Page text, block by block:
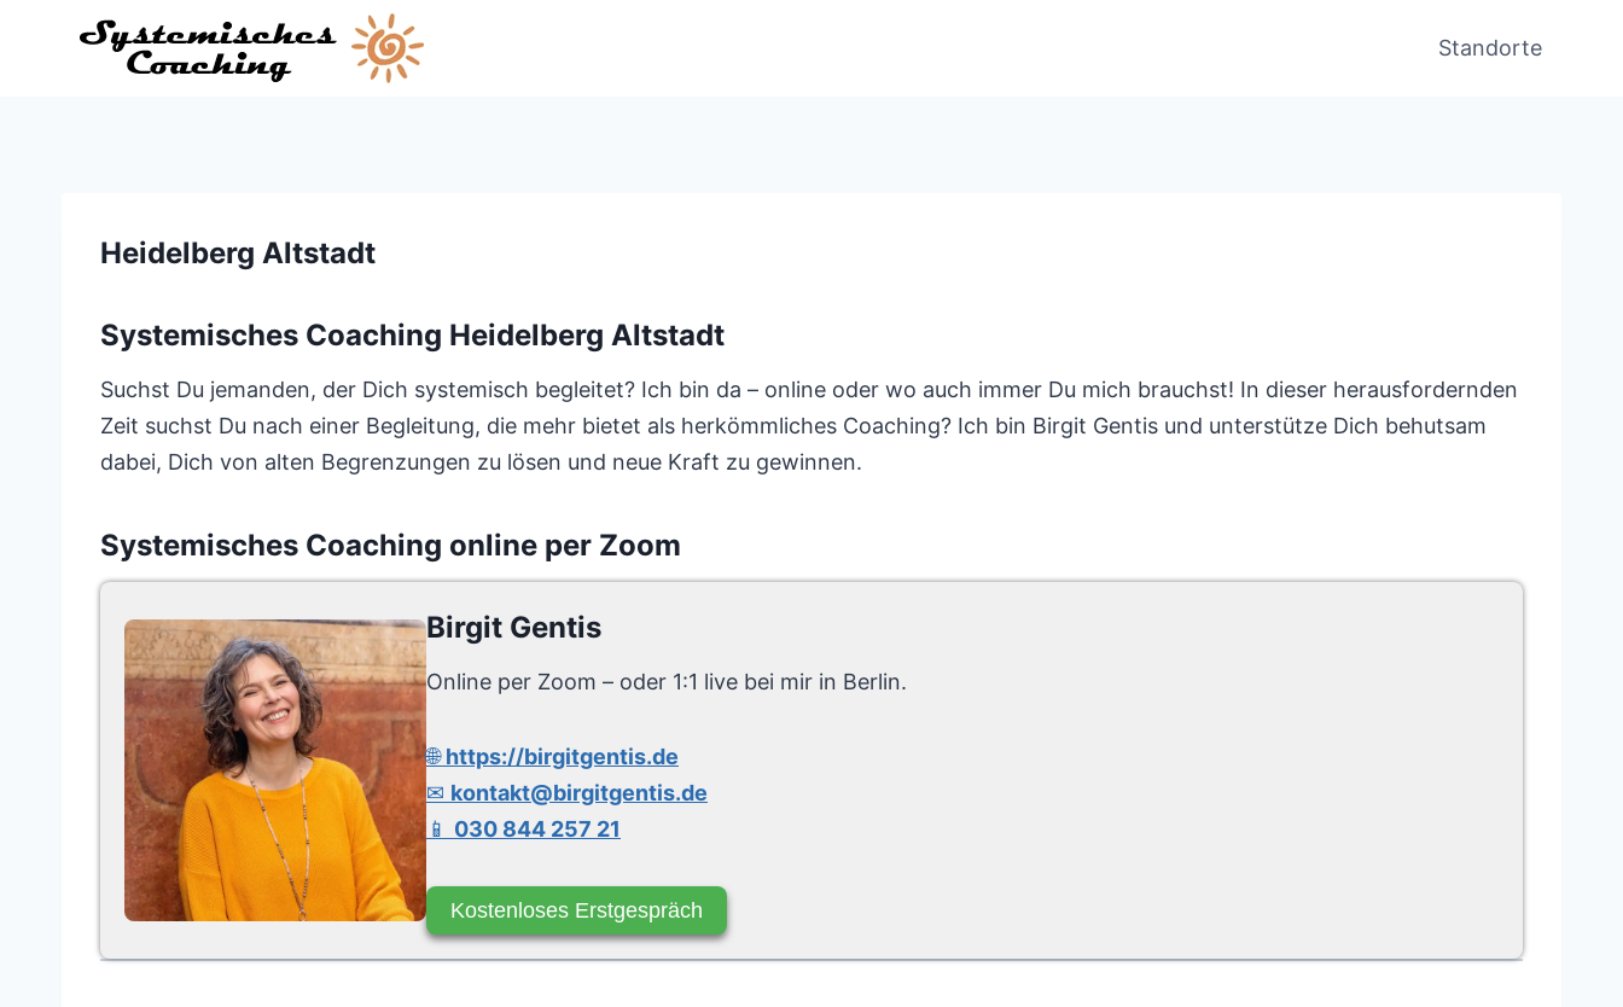
Standorte
Heidelberg Altstadt
Systemisches Coaching Heidelberg Altstadt
Suchst Du jemanden, der Dich systemisch begleitet? Ich bin da – online oder wo auch immer Du mich brauchst! In dieser herausfordernden
Zeit suchst Du nach einer Begleitung, die mehr bietet als herkömmliches Coaching? Ich bin Birgit Gentis und unterstütze Dich behutsam
dabei, Dich von alten Begrenzungen zu lösen und neue Kraft zu gewinnen.
Systemisches Coaching online per Zoom
Birgit Gentis
Online per Zoom – oder 1:1 live bei mir in Berlin.
🌐https://birgitgentis.de
✉ kontakt@birgitgentis.de
📱 030 844 257 21
Kostenloses Erstgespräch